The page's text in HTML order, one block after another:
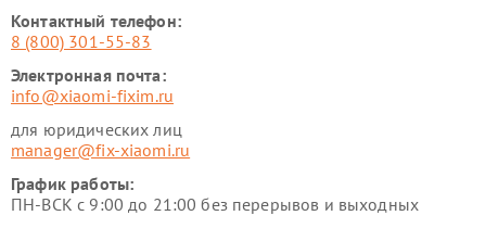
Контактный телефон:
8 (800) 301-55-83
Электронная почта:
info@xiaomi-fixim.ru
для юридических лиц
manager@fix-xiaomi.ru
График работы:
ПН-ВСК с 9:00 до 21:00 без перерывов и выходных